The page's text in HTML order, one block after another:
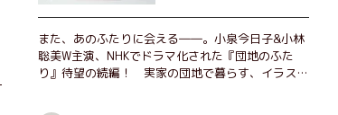
また、あのふたりに会える――。小泉今日子&小林
聡美W主演、NHKでドラマ化された『団地のふた
り』待望の続編！ 実家の団地で暮らす、イラスト